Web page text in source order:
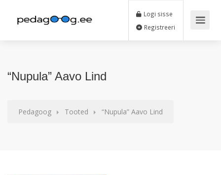
Logi sisse
Registreeri
“Nupula” Aavo Lind
Pedagoog Tooted “Nupula” Aavo Lind